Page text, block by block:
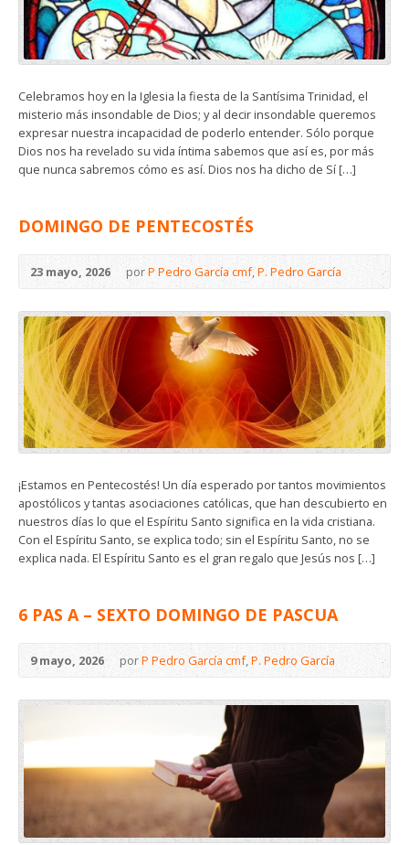
Celebramos hoy en la Iglesia la fiesta de la Santísima Trinidad, el
misterio más insondable de Dios; y al decir insondable queremos
expresar nuestra incapacidad de poderlo entender. Sólo porque
Dios nos ha revelado su vida íntima sabemos que así es, por más
que nunca sabremos cómo es así. Dios nos ha dicho de Sí […]
DOMINGO DE PENTECOSTÉS
23 mayo, 2026 porP Pedro García cmf,P. Pedro García
¡Estamos en Pentecostés! Un día esperado por tantos movimientos
apostólicos y tantas asociaciones católicas, que han descubierto en
nuestros días lo que el Espíritu Santo significa en la vida cristiana.
Con el Espíritu Santo, se explica todo; sin el Espíritu Santo, no se
explica nada. El Espíritu Santo es el gran regalo que Jesús nos […]
6 PAS A – SEXTO DOMINGO DE PASCUA
9 mayo, 2026 porP Pedro García cmf,P. Pedro García